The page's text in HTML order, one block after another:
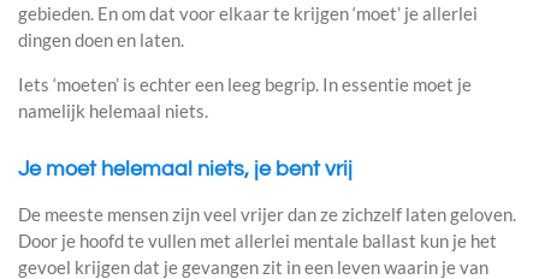
gebieden. En om dat voor elkaar te krijgen ‘moet’ je allerlei
dingen doen en laten.
Iets ‘moeten’ is echter een leeg begrip. In essentie moet je
namelijk helemaal niets.
Je moet helemaal niets, je bent vrij
De meeste mensen zijn veel vrijer dan ze zichzelf laten geloven.
Door je hoofd te vullen met allerlei mentale ballast kun je het
gevoel krijgen dat je gevangen zit in een leven waarin je van